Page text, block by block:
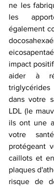
ne les
les
également
impact
aider à
triglycérides
dans votre
LDL (le
ils ont une
votre
protégeant
caillots et
plaques
risque de